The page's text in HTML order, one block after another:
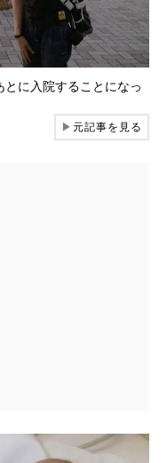
に入院することになっ
▶元記事を見る